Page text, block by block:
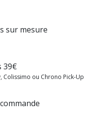
sur mesure
39€
Colissimo ou Chrono Pick-Up